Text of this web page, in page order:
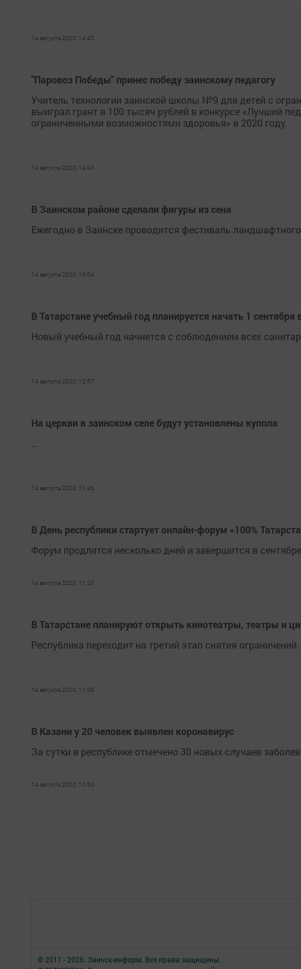
14 августа 2020, 14:45
"Паровоз Победы" принес победу заинскому педагогу
Учитель технологии заинской школы №9 для детей с
выиграл грант в 100 тысяч рублей в конкурсе «Лучший
ограниченными возможностями здоровья» в 2020 году.
14 августа 2020, 14:43
В Заинском районе сделали фигуры из сена
Ежегодно в Заинске проводится фестиваль ландшафтного
14 августа 2020, 13:04
В Татарстане учебный год планируется начать 1
Новый учебный год начнется с соблюдением всех
14 августа 2020, 12:57
На церкви в заинском селе будут установлены купола
14 августа 2020, 11:46
В День республики стартует онлайн-форум «100%
Форум продлится несколько дней и завершится в сентябре.
14 августа 2020, 11:20
В Татарстане планируют открыть кинотеатры, театры и
Республика переходит на третий этап снятия ограничений.
14 августа 2020, 11:09
В Казани у 20 человек выявлен коронавирус
За сутки в республике отмечено 30 новых случаев
14 августа 2020, 10:50
© 2011 - 2026. Заинск-информ. Все права защищены.